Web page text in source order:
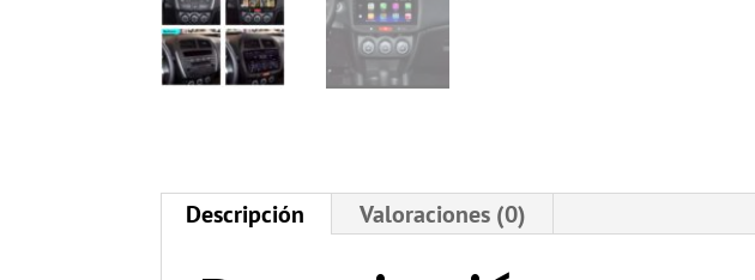
Descripción Valoraciones (0)